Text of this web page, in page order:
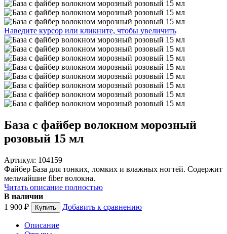
Наведите курсор или кликните, чтобы увеличить
База с файбер волокном морозный
розовый 15 мл
Артикул: 104159
Файбер База для тонких, ломких и влажных ногтей. Содержит
мельчайшие fiber волокна.
Читать описание полностью
В наличии
1 900 ₽ Добавить к сравнению
Описание